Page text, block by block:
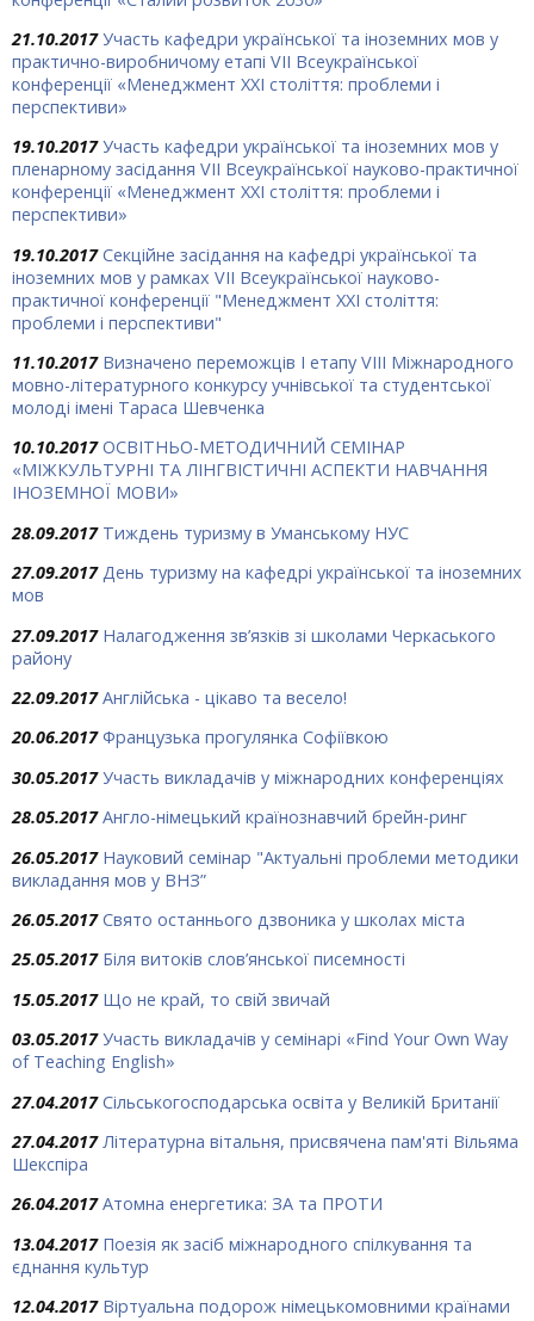
21.10.2017 Участь кафедри української та іноземних мов у
практично-виробничому етапі VII Всеукраїнської
конференції «Менеджмент ХХІ століття: проблеми і
перспективи»
19.10.2017 Участь кафедри української та іноземних мов у
пленарному засідання VII Всеукраїнської науково-практичної
конференції «Менеджмент ХХІ століття: проблеми і
перспективи»
19.10.2017 Секційне засідання на кафедрі української та
іноземних мов у рамках VІІ Всеукраїнської науково-
практичної конференції "Менеджмент ХХІ століття:
проблеми і перспективи"
11.10.2017 Визначено переможців І етапу VIII Міжнародного
мовно-літературного конкурсу учнівської та студентської
молоді імені Тараса Шевченка
10.10.2017 ОСВІТНЬО-МЕТОДИЧНИЙ СЕМІНАР
«МІЖКУЛЬТУРНІ ТА ЛІНГВІСТИЧНІ АСПЕКТИ НАВЧАННЯ
ІНОЗЕМНОЇ МОВИ»
28.09.2017 Тиждень туризму в Уманському НУС
27.09.2017 День туризму на кафедрі української та іноземних
мов
27.09.2017 Налагодження зв’язків зі школами Черкаського
району
22.09.2017 Англійська - цікаво та весело!
20.06.2017 Французька прогулянка Софіївкою
30.05.2017 Участь викладачів у міжнародних конференціях
28.05.2017 Англо-німецький країнознавчий брейн-ринг
26.05.2017 Науковий семінар "Актуальні проблеми методики
викладання мов у ВНЗ”
26.05.2017 Свято останнього дзвоника у школах міста
25.05.2017 Біля витоків слов’янської писемності
15.05.2017 Що не край, то свій звичай
03.05.2017 Участь викладачів у семінарі «Find Your Own Way
of Teaching English»
27.04.2017 Сільськогосподарська освіта у Великій Британії
27.04.2017 Літературна вітальня, присвячена пам'яті Вільяма
Шекспіра
26.04.2017 Атомна енергетика: ЗА та ПРОТИ
13.04.2017 Поезія як засіб міжнародного спілкування та
єднання культур
12.04.2017 Віртуальна подорож німецькомовними країнами